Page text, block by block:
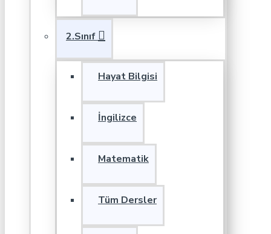
2.Sınıf
Hayat Bilgisi
İngilizce
Matematik
Tüm Dersler